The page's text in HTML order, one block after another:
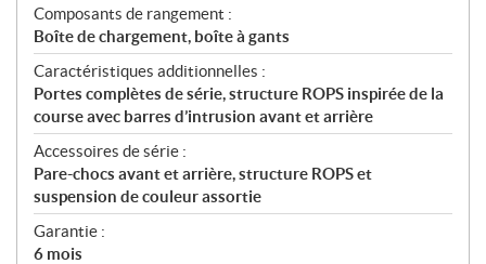
Composants de rangement :
Boîte de chargement, boîte à gants
Caractéristiques additionnelles :
Portes complètes de série, structure ROPS inspirée de la
course avec barres d’intrusion avant et arrière
Accessoires de série :
Pare-chocs avant et arrière, structure ROPS et
suspension de couleur assortie
Garantie :
6 mois